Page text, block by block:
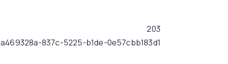
203
a469328a-837c-5225-b1de-0e57cbb183d1